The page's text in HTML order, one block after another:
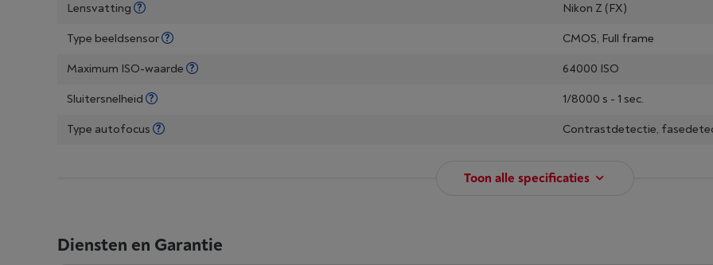
Lensvatting
Nikon Z (FX)
Type beeldsensor
CMOS, Full frame
Maximum ISO-waarde
64000 ISO
Sluitersnelheid
1/8000 s - 1 sec.
Type autofocus
Contrastdetectie,
Toon alle specificaties
Diensten en Garantie